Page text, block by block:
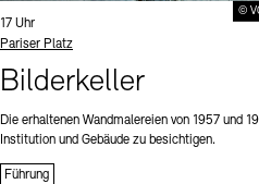
©
Uhrzeit:
17 Uhr
Standort
Pariser Platz
Bilderkeller
Die erhaltenen Wandmalereien von 1957 und
Institution und Gebäude zu besichtigen.
Führung